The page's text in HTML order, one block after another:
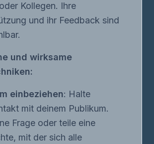
Kollegen. Ihre
und ihr Feedback sind
und wirksame
einbeziehen: Halte
mit deinem Publikum.
Frage oder teile eine
mit der sich alle